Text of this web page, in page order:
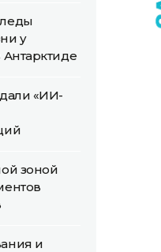
у
«ИИ-
зоной
и